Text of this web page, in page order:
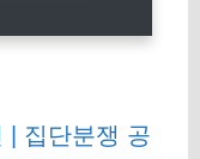
| 집단분쟁 공